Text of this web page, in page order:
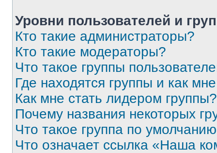
Уровни пользователей и
Кто такие администраторы?
Кто такие модераторы?
Что такое группы
Где находятся группы и как
Как мне стать лидером группы?
Почему названия некоторых
Что такое группа по
Что означает ссылка «Наша